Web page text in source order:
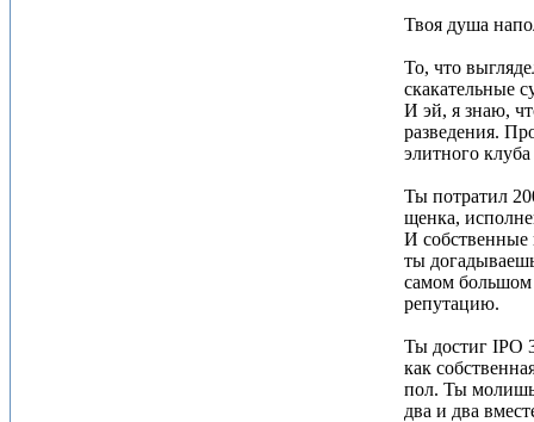
Твоя душа
То, что
скакательные
И эй, я знаю,
разведения.
элитного
Ты потратил
щенка,
И собственные
ты
самом большом
репутацию.
Ты достиг IPO
как
пол. Ты
два и два